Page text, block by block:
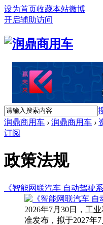
设为首页收藏本站微博
开启辅助访问
润鼎商用车 › 润鼎商用车 ›
订阅
政策法规
《智能网联汽车 自动驾驶
2026年7月30日，工
准发布，拟于2027年